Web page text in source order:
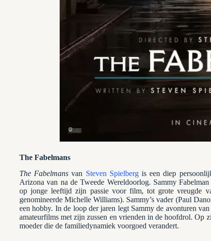
The Fabelmans
The Fabelmans van Steven Spielbergis een diep
Arizona van na de Tweede Wereldoorlog. Sammy
op jonge leeftijd zijn passie voor film, tot grote vreugde
genomineerde Michelle Williams). Sammy’s vader (Paul
een hobby. In de loop der jaren legt Sammy de avonturen
amateurfilms met zijn zussen en vrienden in de hoofdrol. Op
moeder die de familiedynamiek voorgoed verandert.